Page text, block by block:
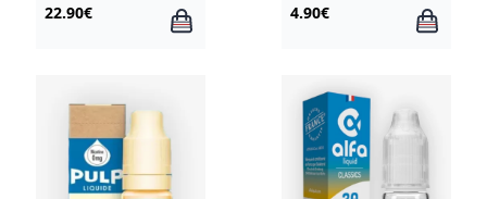
22.90€ 4.90€